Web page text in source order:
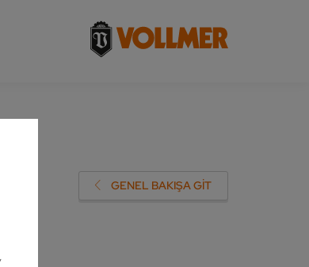
GENEL BAKIŞA GIT